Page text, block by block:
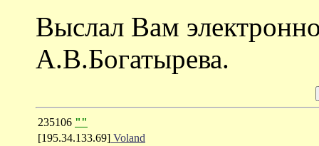
Выслал Вам
А.В.Богатырева.
235106 ""
[195.34.133.69] Voland